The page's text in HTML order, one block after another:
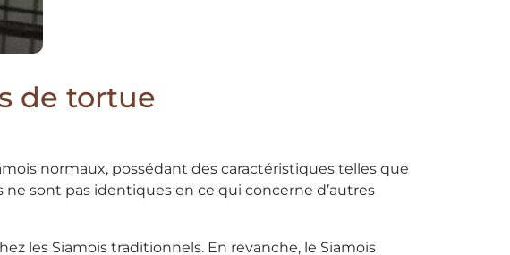
de tortue
normaux, possédant des caractéristiques telles que
sont pas identiques en ce qui concerne d’autres
les Siamois traditionnels. En revanche, le Siamois